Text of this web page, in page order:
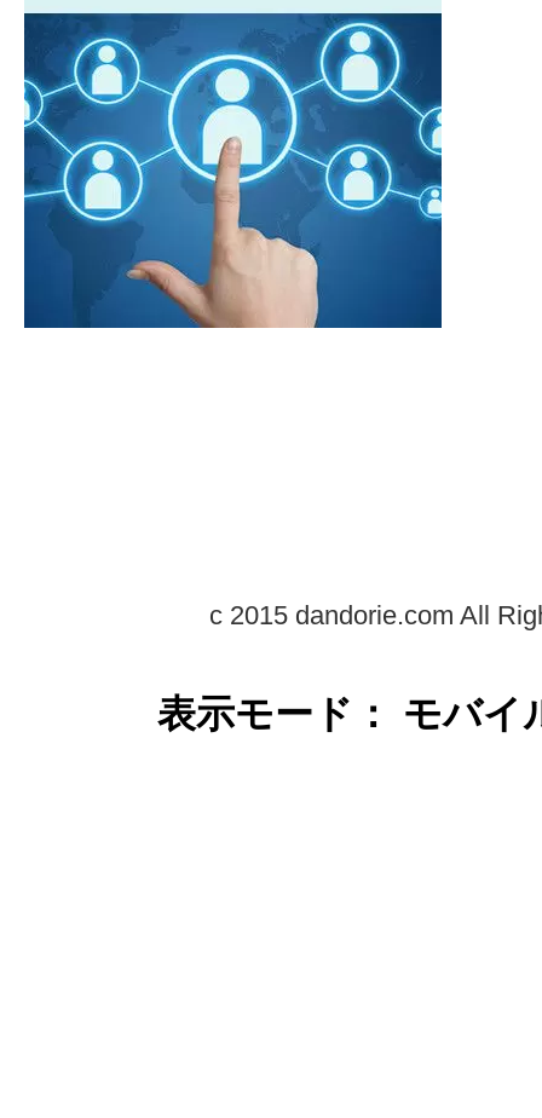
c 2015 dandorie.com All
表示モード： モバ